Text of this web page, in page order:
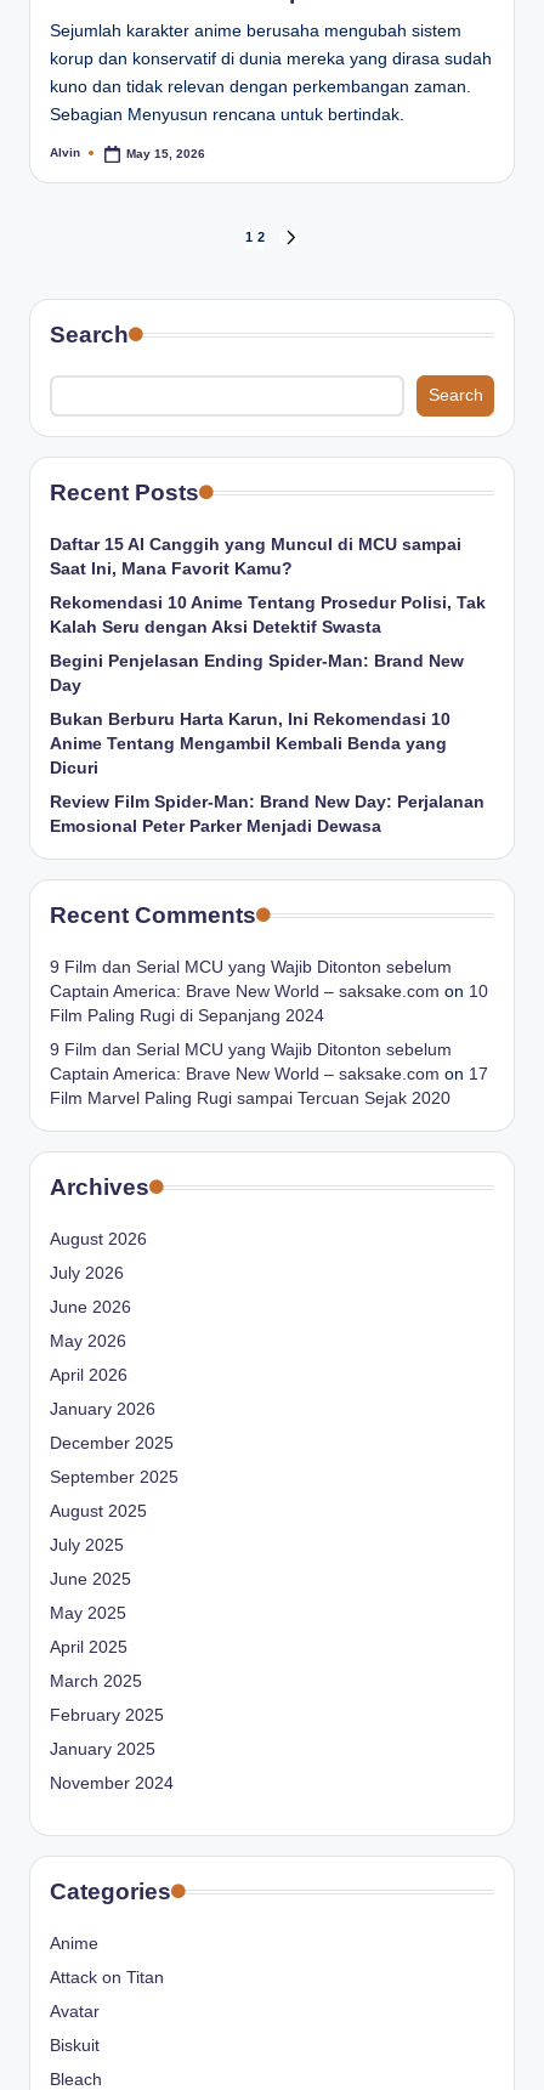
Sejumlah karakter anime berusaha mengubah sistem
korup dan konservatif di dunia mereka yang dirasa sudah
kuno dan tidak relevan dengan perkembangan zaman.
Sebagian Menyusun rencana untuk bertindak.
Posted
Alvin May 15, 2026
pagination
1 2
Search
Search
Recent Posts
Daftar 15 AI Canggih yang Muncul di MCU sampai
Saat Ini, Mana Favorit Kamu?
Rekomendasi 10 Anime Tentang Prosedur Polisi, Tak
Kalah Seru dengan Aksi Detektif Swasta
Begini Penjelasan Ending Spider-Man: Brand New
Day
Bukan Berburu Harta Karun, Ini Rekomendasi 10
Anime Tentang Mengambil Kembali Benda yang
Dicuri
Review Film Spider-Man: Brand New Day: Perjalanan
Emosional Peter Parker Menjadi Dewasa
Recent Comments
9 Film dan Serial MCU yang Wajib Ditonton sebelum
Captain America: Brave New World – saksake.com on 10
Film Paling Rugi di Sepanjang 2024
9 Film dan Serial MCU yang Wajib Ditonton sebelum
Captain America: Brave New World – saksake.com on 17
Film Marvel Paling Rugi sampai Tercuan Sejak 2020
Archives
August 2026
July 2026
June 2026
May 2026
April 2026
January 2026
December 2025
September 2025
August 2025
July 2025
June 2025
May 2025
April 2025
March 2025
February 2025
January 2025
November 2024
Categories
Anime
Attack on Titan
Avatar
Biskuit
Bleach